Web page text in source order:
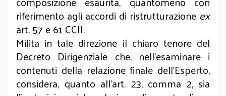
riferimento agli accordi di ristrutturazione ex
art. 57 e 61 CCII.
Milita in tale direzione il chiaro tenore del
Decreto Dirigenziale che, nell’esaminare i
contenuti della relazione finale dell’Esperto,
considera, quanto all’art. 23, comma 2, sia